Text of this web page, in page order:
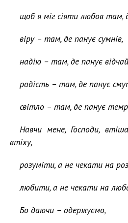
щоб я міг сіяти любов там,
віру – там, де панує сумнів,
надію – там, де панує
радість – там, де панує
світло – там, де панує
Навчи мене, Господи,
втіху,
розуміти, а не чекати на
любити, а не чекати на
Бо даючи – одержуємо,